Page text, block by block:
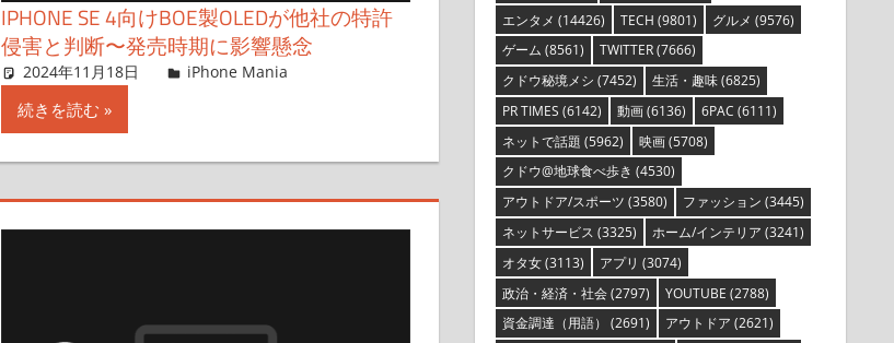
IPHONE SE 4向けBOE製OLEDが他社の特許
侵害と判断〜発売時期に影響懸念
2024年11月18日 FT729
iPhone Mania
続きを読む
エンタメ (14426) TECH (9801) グルメ (9576)
ゲーム (8561) TWITTER(7666)
クドウ秘境メシ (7452) 生活・趣味(6825)
PR TIMES (6142) 動画(6136) 6PAC (6111)
ネットで話題 (5962) 映画(5708)
クドウ@地球食べ歩き (4530)
アウトドア/スポーツ (3580) ファッション (3445)
ネットサービス (3325) ホーム/インテリア (3241)
オタ女(3113) アプリ (3074)
政治・経済・社会(2797) YOUTUBE (2788)
資金調達（用語） (2691) アウトドア (2621)